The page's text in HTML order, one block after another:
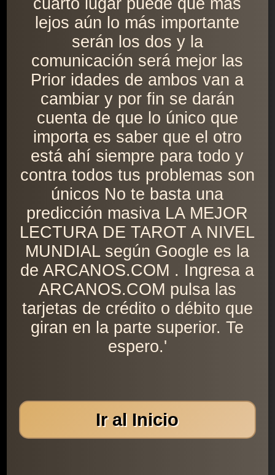
cuarto lugar puede que más
lejos aún lo más importante
serán los dos y la
comunicación será mejor las
Prior idades de ambos van a
cambiar y por fin se darán
cuenta de que lo único que
importa es saber que el otro
está ahí siempre para todo y
contra todos tus problemas son
únicos No te basta una
predicción masiva LA MEJOR
LECTURA DE TAROT A NIVEL
MUNDIAL según Google es la
de ARCANOS.COM . Ingresa a
ARCANOS.COM pulsa las
tarjetas de crédito o débito que
giran en la parte superior. Te
espero.'
Ir al Inicio